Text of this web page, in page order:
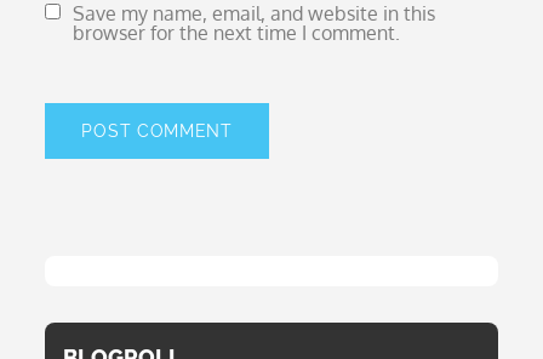
Save my name, email, and website in this
browser for the next time I comment.